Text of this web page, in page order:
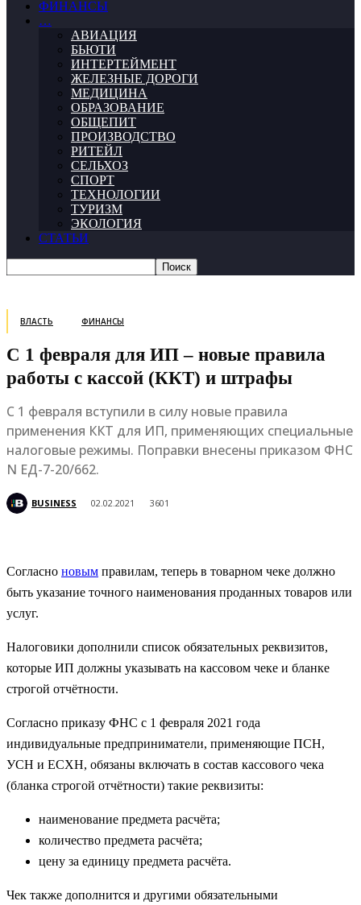
ФИНАНСЫ
…
АВИАЦИЯ
БЬЮТИ
ИНТЕРТЕЙМЕНТ
ЖЕЛЕЗНЫЕ ДОРОГИ
МЕДИЦИНА
ОБРАЗОВАНИЕ
ОБЩЕПИТ
ПРОИЗВОДСТВО
РИТЕЙЛ
СЕЛЬХОЗ
СПОРТ
ТЕХНОЛОГИИ
ТУРИЗМ
ЭКОЛОГИЯ
СТАТЬИ
ВЛАСТЬ ФИНАНСЫ
С 1 февраля для ИП – новые правила
работы с кассой (ККТ) и штрафы
С 1 февраля вступили в силу новые правила
применения ККТ для ИП, применяющих специальные
налоговые режимы. Поправки внесены приказом ФНС
N ЕД-7-20/662.
BUSINESS 02.02.2021 3601
Согласно новым правилам, теперь в товарном чеке должно
быть указание точного наименования проданных товаров или
услуг.
Налоговики дополнили список обязательных реквизитов,
которые ИП должны указывать на кассовом чеке и бланке
строгой отчётности.
Согласно приказу ФНС с 1 февраля 2021 года
индивидуальные предприниматели, применяющие ПСН,
УСН и ЕСХН, обязаны включать в состав кассового чека
(бланка строгой отчётности) такие реквизиты:
наименование предмета расчёта;
количество предмета расчёта;
цену за единицу предмета расчёта.
Чек также дополнится и другими обязательными